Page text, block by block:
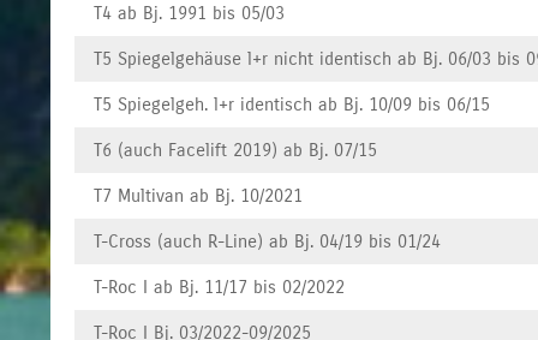
T4 ab Bj. 1991 bis 05/03
T5 Spiegelgehäuse l+r nicht identisch ab Bj. 06/03 bis
T5 Spiegelgeh. l+r identisch ab Bj. 10/09 bis 06/15
T6 (auch Facelift 2019) ab Bj. 07/15
T7 Multivan ab Bj. 10/2021
T-Cross (auch R-Line) ab Bj. 04/19 bis 01/24
T-Roc I ab Bj. 11/17 bis 02/2022
T-Roc I Bj. 03/2022-09/2025